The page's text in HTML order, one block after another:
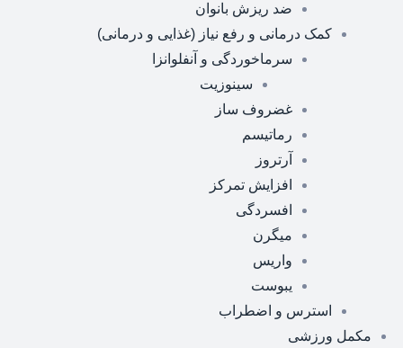
ضد ریزش بانوان
کمک درمانی و رفع نیاز (غذایی و درمانی)
سرماخوردگی و آنفلوانزا
سینوزیت
غضروف ساز
رماتیسم
آرتروز
افزایش تمرکز
افسردگی
میگرن
واریس
یبوست
استرس و اضطراب
مکمل ورزشی